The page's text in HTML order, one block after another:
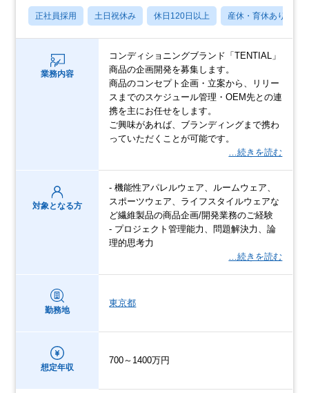
正社員採用 土日祝休み 休日120日以上 産休・育休あり
業務内容
コンディショニングブランド「TENTIAL」
商品の企画開発を募集します。
商品のコンセプト企画・立案から、リリー
スまでのスケジュール管理・OEM先との連
携を主にお任せをします。
ご興味があれば、ブランディングまで携わ
っていただくことが可能です。
…続きを読む
対象となる方
- 機能性アパレルウェア、ルームウェア、
スポーツウェア、ライフスタイルウェアな
ど繊維製品の商品企画/開発業務のご経験
- プロジェクト管理能力、問題解決力、論
理的思考力
…続きを読む
勤務地
東京都
想定年収
700～1400万円